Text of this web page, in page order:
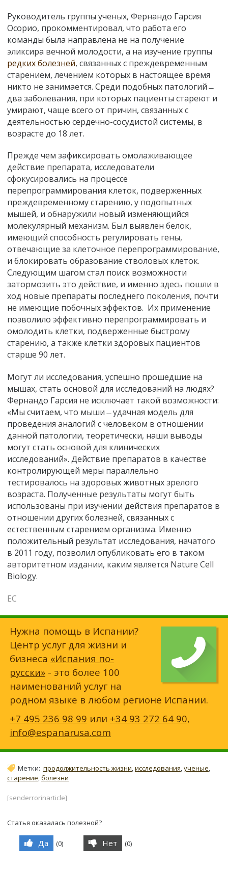
Руководитель группы ученых, Фернандо Гарсия
Осорио, прокомментировал, что работа его
команды была направлена не на получение
эликсира вечной молодости, а на изучение группы
редких болезней, связанных с преждевременным
старением, лечением которых в настоящее время
никто не занимается. Среди подобных патологий ̶
два заболевания, при которых пациенты стареют и
умирают, чаще всего от причин, связанных с
деятельностью сердечно-сосудистой системы, в
возрасте до 18 лет.
Прежде чем зафиксировать омолаживающее
действие препарата, исследователи
сфокусировались на процессе
перепрограммирования клеток, подверженных
преждевременному старению, у подопытных
мышей, и обнаружили новый изменяющийся
молекулярный механизм. Был выявлен белок,
имеющий способность регулировать гены,
отвечающие за клеточное перепрограммирование,
и блокировать образование стволовых клеток.
Следующим шагом стал поиск возможности
затормозить это действие, и именно здесь пошли в
ход новые препараты последнего поколения, почти
не имеющие побочных эффектов. Их применение
позволило эффективно перепрограммировать и
омолодить клетки, подверженные быстрому
старению, а также клетки здоровых пациентов
старше 90 лет.
Могут ли исследования, успешно прошедшие на
мышах, стать основой для исследований на людях?
Фернандо Гарсия не исключает такой возможности:
«Мы считаем, что мыши ̶ удачная модель для
проведения аналогий с человеком в отношении
данной патологии, теоретически, наши выводы
могут стать основой для клинических
исследований». Действие препаратов в качестве
контролирующей меры параллельно
тестировалось на здоровых животных зрелого
возраста. Полученные результаты могут быть
использованы при изучении действия препаратов в
отношении других болезней, связанных с
естественным старением организма. Именно
положительный результат исследования, начатого
в 2011 году, позволил опубликовать его в таком
авторитетном издании, каким является Nature Cell
Biology.
ЕС
Нужна помощь в Испании?
Центр услуг для жизни и
бизнеса «Испания по-
русски» - это более 100
наименований услуг на
родном языке в любом регионе Испании.
+7 495 236 98 99 или +34 93 272 64 90,
info@espanarusa.com
Метки: продолжительность жизни,исследования,ученые,
старение,болезни
[senderrorinarticle]
Статья оказалась полезной?
Да (0) Нет (0)